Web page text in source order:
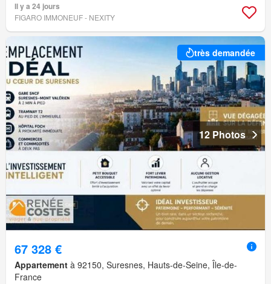
Il y a 24 jours
FIGARO IMMONEUF - NEXITY
très demandée
12 Photos
67 328 €
Appartement à 92150, Suresnes, Hauts-de-Seine, Île-de-
France